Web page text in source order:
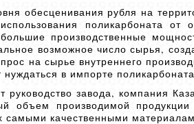
обесценивания рубля на
поликарбоната
производственные
возможное число сырья,
на сырье внутреннего
нуждаться в импорте
руководство завода, компания
объем производимой
самыми качественными